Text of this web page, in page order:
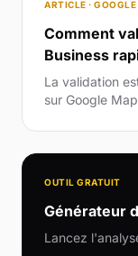
ARTICLE ·
Comment
Business
La validation
sur Google
OUTIL GRATUIT
Générateur
Lancez